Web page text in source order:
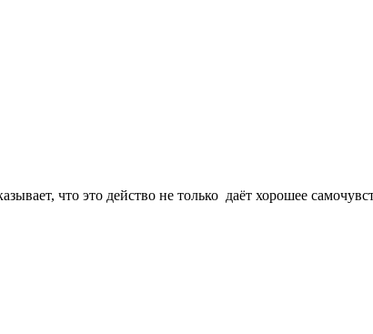
что это действо не только даёт хорошее